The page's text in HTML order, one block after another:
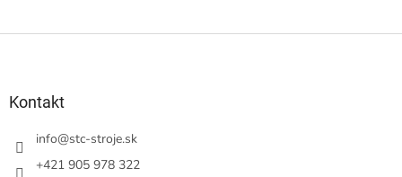
Kontakt
info@stc-stroje.sk
+421 905 978 322